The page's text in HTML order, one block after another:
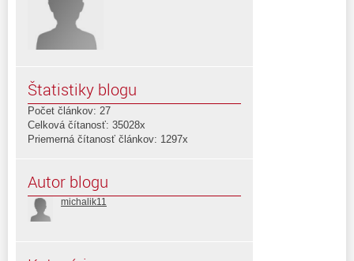
Štatistiky blogu
Počet článkov: 27
Celková čítanosť: 35028x
Priemerná čítanosť článkov: 1297x
Autor blogu
michalik11